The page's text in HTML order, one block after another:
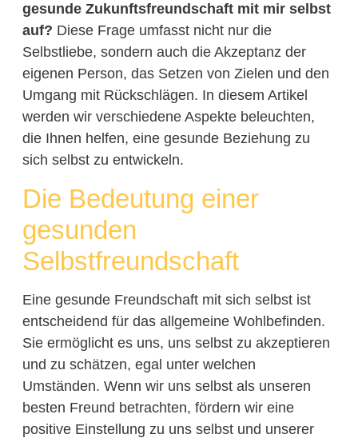
gesunde Zukunftsfreundschaft mit mir selbst
auf? Diese Frage umfasst nicht nur die
Selbstliebe, sondern auch die Akzeptanz der
eigenen Person, das Setzen von Zielen und den
Umgang mit Rückschlägen. In diesem Artikel
werden wir verschiedene Aspekte beleuchten,
die Ihnen helfen, eine gesunde Beziehung zu
sich selbst zu entwickeln.
Die Bedeutung einer
gesunden
Selbstfreundschaft
Eine gesunde Freundschaft mit sich selbst ist
entscheidend für das allgemeine Wohlbefinden.
Sie ermöglicht es uns, uns selbst zu akzeptieren
und zu schätzen, egal unter welchen
Umständen. Wenn wir uns selbst als unseren
besten Freund betrachten, fördern wir eine
positive Einstellung zu uns selbst und unserer